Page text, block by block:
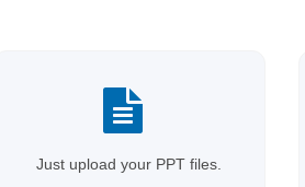
Just upload your PPT files.